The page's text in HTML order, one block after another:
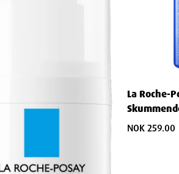
for:
La Roche-
400ml
NOK 259.00